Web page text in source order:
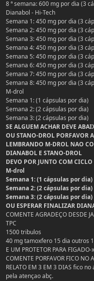
8 ª semana: 600 mg por dia (3
Dianabol - Hi-Tech
Semana 1: 450 mg por dia (3
Semana 2: 450 mg por dia (3
Semana 3: 450 mg por dia (3
Semana 4: 450 mg por dia (3
Semana 5: 450 mg por dia (3
Semana 6: 450 mg por dia (3
Semana 7: 450 mg por dia (3
Semana 8: 450 mg por dia (3
M-drol
Semana 1: (1 cápsulas por dia)
Semana 2: (2 cápsulas por dia)
Semana 3: (2 cápsulas por dia)
SE ALGUEM ACHAR DEVE
OU STANO-DROL PORFAVOR
LEMBRANDO M-DROL NAO
DIANABOL E STANO-DROL
DEVO POR JUNTO COM CICLO
M-drol
Semana 1: (1 cápsulas por dia)
Semana 2: (2 cápsulas por dia)
Semana 3: (2 cápsulas por dia)
OU ESPERAR FINALIZAR
COMENTE AGRADEÇO DESDE JA
TPC
1500 tribulos
40 mg tamoxfero 15 dia outros
E UM PROTETOR PARA
COMENTE PORFAVOR FICO NO
RELATO EM 3 EM 3 DIAS fico
pela atençao abç.